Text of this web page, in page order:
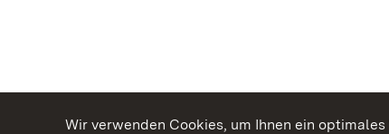
Wir verwenden Cookies, um Ihnen ein